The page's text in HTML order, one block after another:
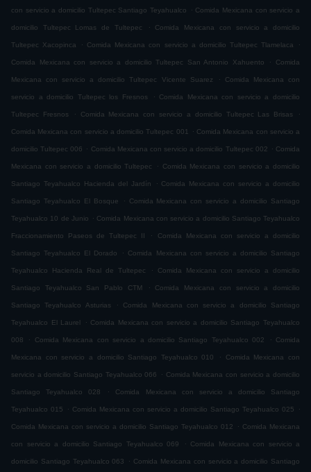
con servicio a domicilio Tultepec Santiago Teyahualco . Comida Mexicana con servicio a
domicilio Tultepec Lomas de Tultepec . Comida Mexicana con servicio a domicilio
Tultepec Xacopinca . Comida Mexicana con servicio a domicilio Tultepec Tlamelaca .
Comida Mexicana con servicio a domicilio Tultepec San Antonio Xahuento . Comida
Mexicana con servicio a domicilio Tultepec Vicente Suarez . Comida Mexicana con
servicio a domicilio Tultepec los Fresnos . Comida Mexicana con servicio a domicilio
Tultepec Fresnos . Comida Mexicana con servicio a domicilio Tultepec Las Brisas .
Comida Mexicana con servicio a domicilio Tultepec 001 . Comida Mexicana con servicio a
domicilio Tultepec 006 . Comida Mexicana con servicio a domicilio Tultepec 002 . Comida
Mexicana con servicio a domicilio Tultepec . Comida Mexicana con servicio a domicilio
Santiago Teyahualco Hacienda del Jardín . Comida Mexicana con servicio a domicilio
Santiago Teyahualco El Bosque . Comida Mexicana con servicio a domicilio Santiago
Teyahualco 10 de Junio . Comida Mexicana con servicio a domicilio Santiago Teyahualco
Fraccionamiento Paseos de Tultepec II . Comida Mexicana con servicio a domicilio
Santiago Teyahualco El Dorado . Comida Mexicana con servicio a domicilio Santiago
Teyahualco Hacienda Real de Tultepec . Comida Mexicana con servicio a domicilio
Santiago Teyahualco San Pablo CTM . Comida Mexicana con servicio a domicilio
Santiago Teyahualco Asturias . Comida Mexicana con servicio a domicilio Santiago
Teyahualco El Laurel . Comida Mexicana con servicio a domicilio Santiago Teyahualco
008 . Comida Mexicana con servicio a domicilio Santiago Teyahualco 002 . Comida
Mexicana con servicio a domicilio Santiago Teyahualco 010 . Comida Mexicana con
servicio a domicilio Santiago Teyahualco 066 . Comida Mexicana con servicio a domicilio
Santiago Teyahualco 028 . Comida Mexicana con servicio a domicilio Santiago
Teyahualco 015 . Comida Mexicana con servicio a domicilio Santiago Teyahualco 025 .
Comida Mexicana con servicio a domicilio Santiago Teyahualco 012 . Comida Mexicana
con servicio a domicilio Santiago Teyahualco 069 . Comida Mexicana con servicio a
domicilio Santiago Teyahualco 063 . Comida Mexicana con servicio a domicilio Santiago